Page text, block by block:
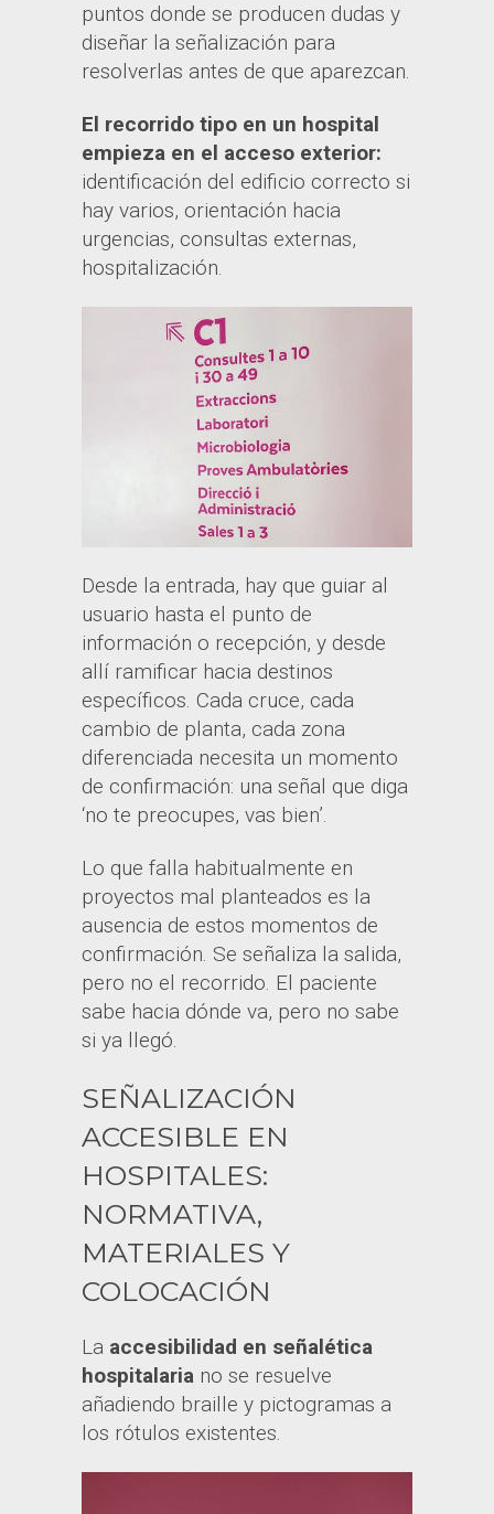
puntos donde se producen dudas y
diseñar la señalización para
resolverlas antes de que aparezcan.
El recorrido tipo en un hospital
empieza en el acceso exterior:
identificación del edificio correcto si
hay varios, orientación hacia
urgencias, consultas externas,
hospitalización.
Desde la entrada, hay que guiar al
usuario hasta el punto de
información o recepción, y desde
allí ramificar hacia destinos
específicos. Cada cruce, cada
cambio de planta, cada zona
diferenciada necesita un momento
de confirmación: una señal que diga
‘no te preocupes, vas bien’.
Lo que falla habitualmente en
proyectos mal planteados es la
ausencia de estos momentos de
confirmación. Se señaliza la salida,
pero no el recorrido. El paciente
sabe hacia dónde va, pero no sabe
si ya llegó.
SEÑALIZACIÓN
ACCESIBLE EN
HOSPITALES:
NORMATIVA,
MATERIALES Y
COLOCACIÓN
La accesibilidad en señalética
hospitalaria no se resuelve
añadiendo braille y pictogramas a
los rótulos existentes.